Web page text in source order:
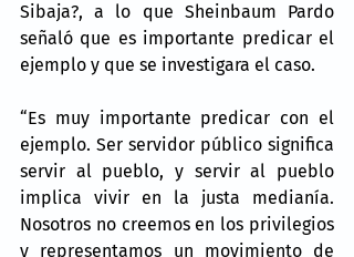
Sibaja?, a lo que Sheinbaum Pardo
señaló que es importante predicar el
ejemplo y que se investigara el caso.
“Es muy importante predicar con el
ejemplo. Ser servidor público significa
servir al pueblo, y servir al pueblo
implica vivir en la justa medianía.
Nosotros no creemos en los privilegios
y representamos un movimiento de